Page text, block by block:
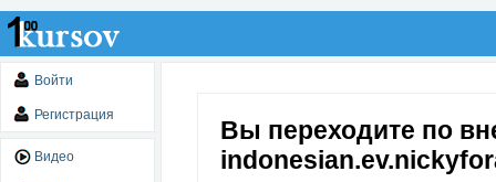
Войти
Регистрация
Видео
Вы переходите по